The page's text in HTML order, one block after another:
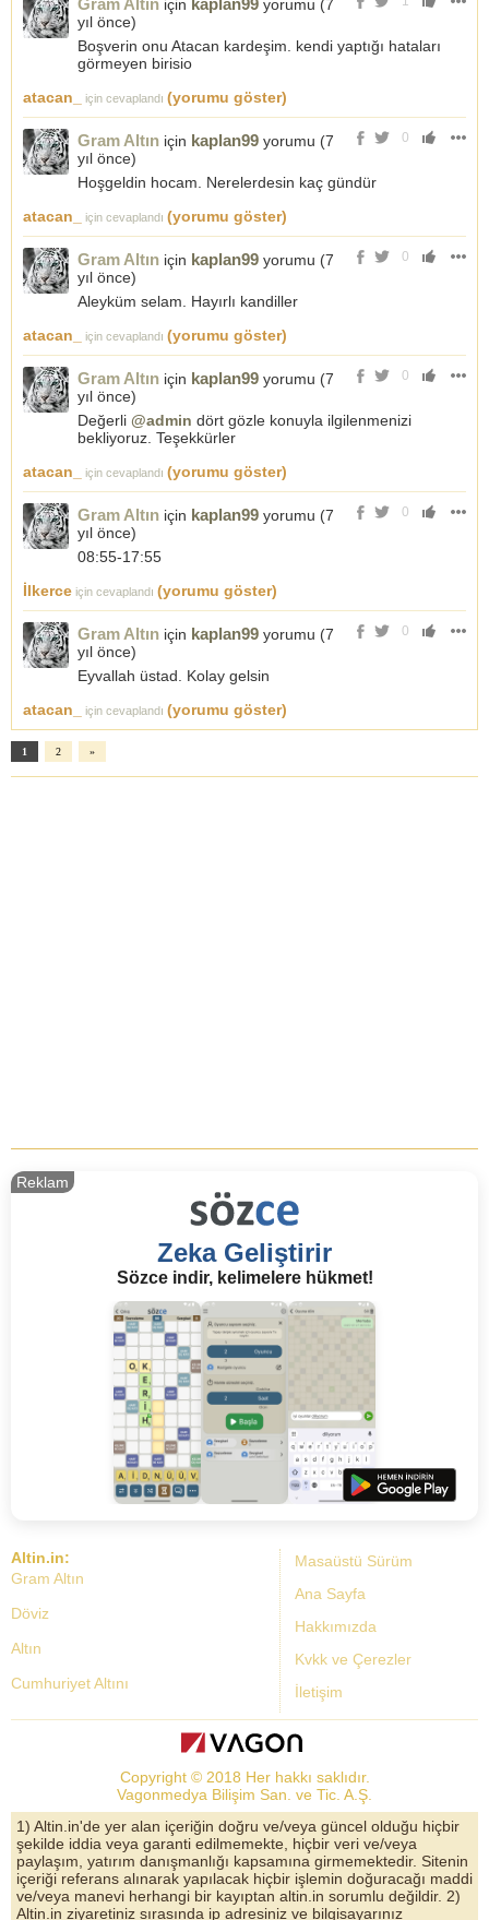
Gram Altın için kaplan99 yorumu (7
yıl önce)
Boşverin onu Atacan kardeşim. kendi yaptığı hataları
görmeyen birisio
atacan_
için cevaplandı (yorumu göster)
0
Gram Altın için kaplan99 yorumu (7
yıl önce)
Hoşgeldin hocam. Nerelerdesin kaç gündür
atacan_
için cevaplandı (yorumu göster)
0
Gram Altın için kaplan99 yorumu (7
yıl önce)
Aleyküm selam. Hayırlı kandiller
atacan_
için cevaplandı (yorumu göster)
0
Gram Altın için kaplan99 yorumu (7
yıl önce)
Değerli @admin dört gözle konuyla ilgilenmenizi
bekliyoruz. Teşekkürler
atacan_
için cevaplandı (yorumu göster)
0
Gram Altın için kaplan99 yorumu (7
yıl önce)
08:55-17:55
İlkerce için cevaplandı (yorumu göster)
0
Gram Altın için kaplan99 yorumu (7
yıl önce)
Eyvallah üstad. Kolay gelsin
atacan_
için cevaplandı (yorumu göster)
1 2 »
Zeka Geliştirir
Sözce indir, kelimelere hükmet!
Reklam
Masaüstü Sürüm
Ana Sayfa
Hakkımızda
Kvkk ve Çerezler
İletişim
Altin.in:
Gram Altın
Döviz
Altın
Cumhuriyet Altını
Dolar Kuru
Altın Yorumları
Döviz Kurları
Çeyrek Altın
Copyright © 2018 Her hakkı saklıdır.
Vagonmedya Bilişim San. ve Tic. A.Ş.
1) Altin.in'de yer alan içeriğin doğru ve/veya güncel olduğu hiçbir
şekilde iddia veya garanti edilmemekte, hiçbir veri ve/veya
paylaşım, yatırım danışmanlığı kapsamına girmemektedir. Sitenin
içeriği referans alınarak yapılacak hiçbir işlemin doğuracağı maddi
ve/veya manevi herhangi bir kayıptan altin.in sorumlu değildir. 2)
Altin.in ziyaretiniz sırasında ip adresiniz ve bilgisayarınız